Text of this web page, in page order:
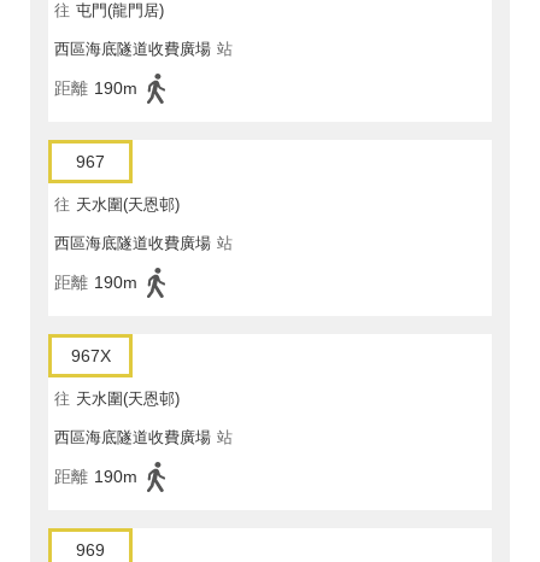
往 屯門(龍門居)
西區海底隧道收費廣場 站
距離 190m
967
往 天水圍(天恩邨)
西區海底隧道收費廣場 站
距離 190m
967X
往 天水圍(天恩邨)
西區海底隧道收費廣場 站
距離 190m
969